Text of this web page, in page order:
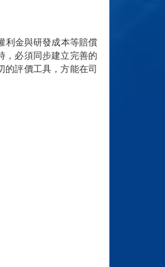
利金與研發成本等賠償
，必須同步建立完善的
的評價工具，方能在司